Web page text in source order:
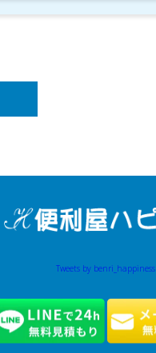
Tweets by benri_happiness